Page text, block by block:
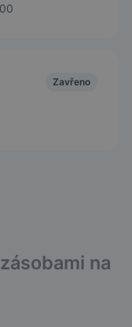
Zavřeno
na